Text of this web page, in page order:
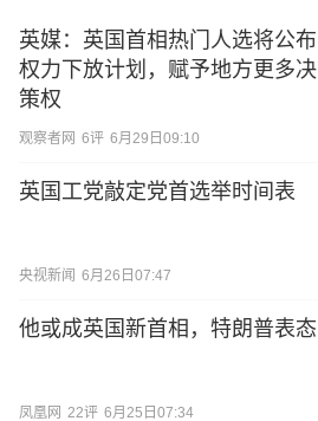
英媒：英国首相热门人选将公布
权力下放计划，赋予地方更多决
策权
观察者网 6评 6月29日09:10
英国工党敲定党首选举时间表
央视新闻 6月26日07:47
他或成英国新首相，特朗普表态
凤凰网 22评 6月25日07:34